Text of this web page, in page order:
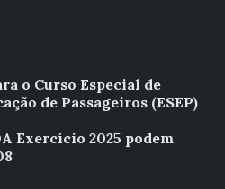
o Curso Especial de
de Passageiros (ESEP)
Exercício 2025 podem